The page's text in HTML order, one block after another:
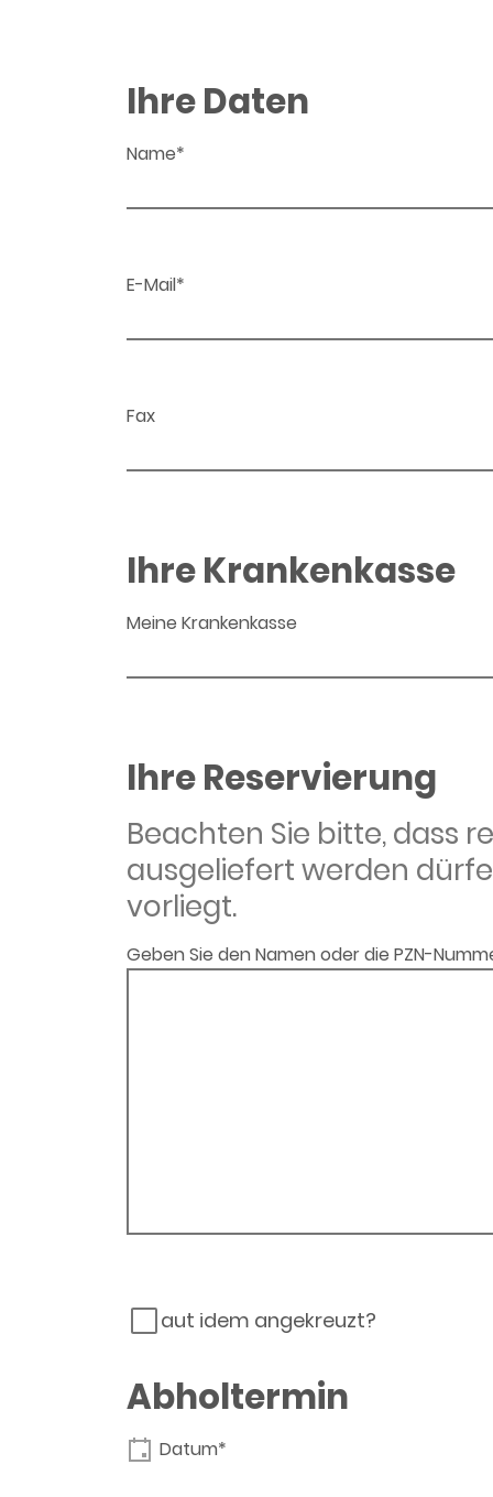
Ihre Daten
Name*
E-Mail*
Fax
Ihre Krankenkasse
Meine Krankenkasse
Ihre Reservierung
Beachten Sie bitte, dass
ausgeliefert werden
vorliegt.
Geben Sie den Namen oder die PZN-
aut idem angekreuzt?
Abholtermin
Datum*